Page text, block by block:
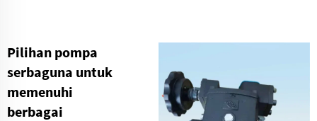
Pilihan pompa
serbaguna untuk
memenuhi
berbagai